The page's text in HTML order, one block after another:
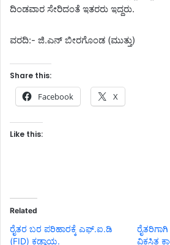
ದಿಂಡವಾರ ಸೇರಿದಂತೆ ಇತರರು ಇದ್ದರು.
ವರದಿ:- ಜಿ.ಎನ್ ಬೀರಗೊಂಡ (ಮುತ್ತು)
Share this:
Facebook X
Like this:
Related
ರೈತರ ಬರ ಪರಿಹಾರಕ್ಕೆ ಎಫ್.ಐ.ಡಿ
(FID) ಕಡ್ಡಾಯ.
ವಿಕಸಿತ